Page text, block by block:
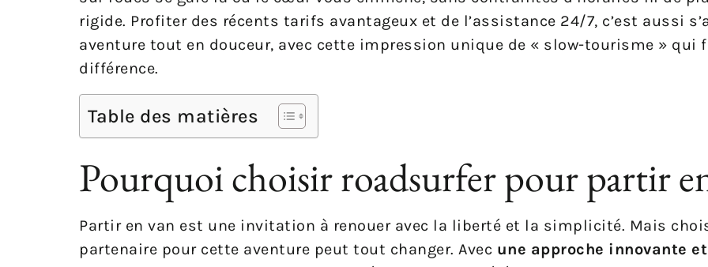
rigide. Profiter des récents tarifs avantageux et de l’assistance 24/7, c’est aussi
aventure tout en douceur, avec cette impression unique de « slow-tourisme » qui
différence.
Table des matières
Pourquoi choisir roadsurfer pour partir
Partir en van est une invitation à renouer avec la liberté et la simplicité. Mais
partenaire pour cette aventure peut tout changer. Avec une approche innovante